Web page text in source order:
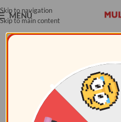
Skip to navigation
Skip to main content
MENÚ